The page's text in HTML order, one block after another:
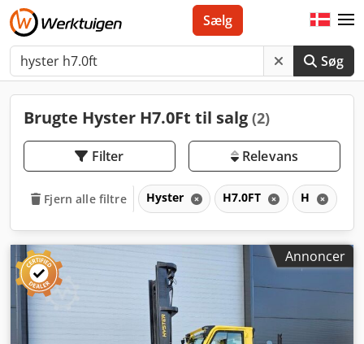
Søg
Sælg
Brugte Hyster H7.0Ft til salg (2)
Filter Relevans
Fjern alle filtre Hyster H7.0FT H
Annoncer